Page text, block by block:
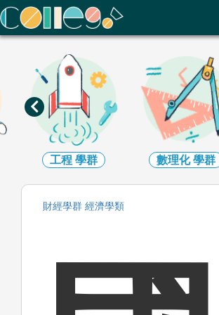
ColleGo! 大學選才與高中育才輔助系統
工程 學群 數理化學群
財經學群 經濟學類